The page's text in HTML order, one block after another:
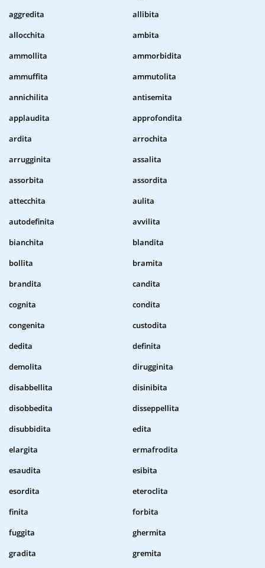
aggredita
allibita
allocchita
ambita
ammollita
ammorbidita
ammuffita
ammutolita
annichilita
antisemita
applaudita
approfondita
ardita
arrochita
arrugginita
assalita
assorbita
assordita
attecchita
aulita
autodefinita
avvilita
bianchita
blandita
bollita
bramita
brandita
candita
cognita
condita
congenita
custodita
dedita
definita
demolita
dirugginita
disabbellita
disinibita
disobbedita
disseppellita
disubbidita
edita
elargita
ermafrodita
esaudita
esibita
esordita
eteroclita
finita
forbita
fuggita
ghermita
gradita
gremita